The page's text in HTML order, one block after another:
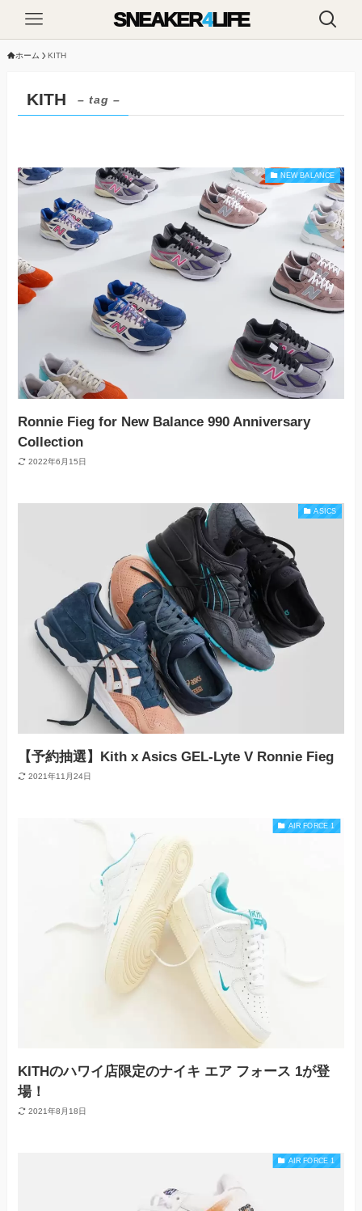
SNEAKER4LIFE
ホーム KITH
KITH – tag –
NEW BALANCE
Ronnie Fieg for New Balance 990 Anniversary
Collection
2022年6月15日
ASICS
【予約抽選】Kith x Asics GEL-Lyte V Ronnie Fieg
2021年11月24日
AIR FORCE 1
KITHのハワイ店限定のナイキ エア フォース 1が登
場！
2021年8月18日
AIR FORCE 1